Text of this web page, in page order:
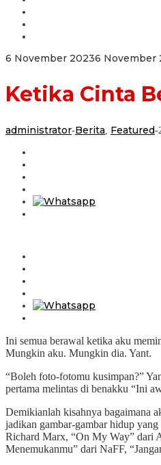
6 November 20236 November
Ketika Cinta
administrator-Berita Featured-
Ini semua berawal ketika aku
Mungkin aku. Mungkin dia. Yant.
“Boleh foto-fotomu kusimpan?”
pertama melintas di benakku “Ini
Demikianlah kisahnya bagaimana
jadikan gambar-gambar hidup
Richard Marx, “On My Way” dari
Menemukanmu” dari NaFF,